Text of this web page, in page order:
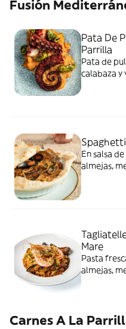
Fusión
Pata De
Parrilla
Pata de
calabaza y
En salsa
almejas,
Mare
Pasta
almejas,
Carnes A La